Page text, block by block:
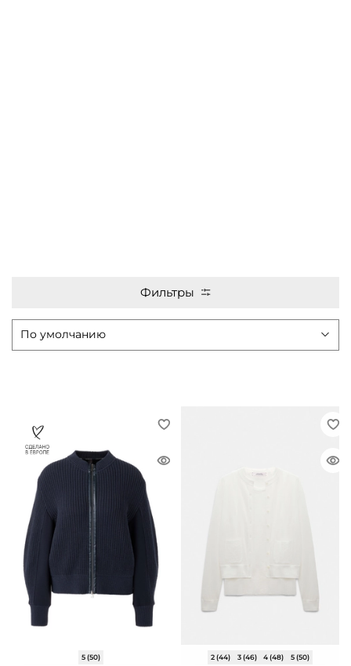
Фильтры
5 (50) 2 (44) 3 (46) 4 (48) 5 (50)